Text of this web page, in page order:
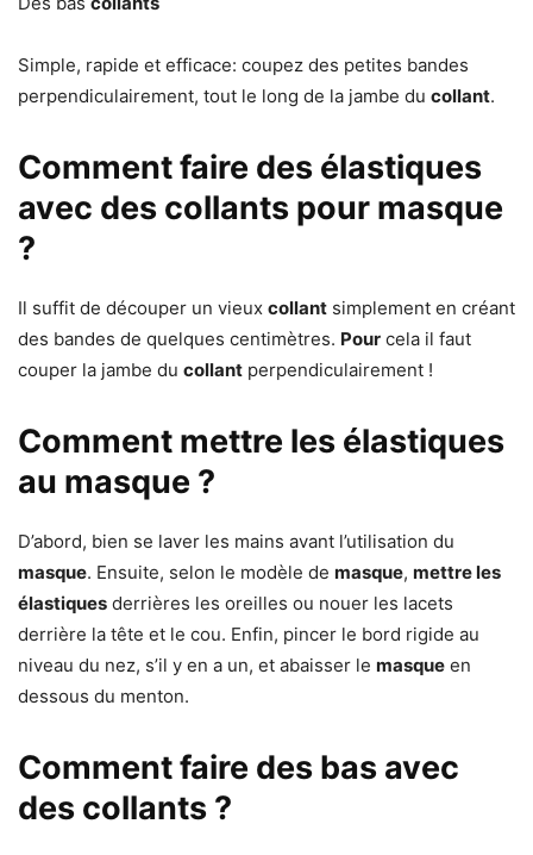
Simple, rapide et efficace: coupez des petites bandes
perpendiculairement, tout le long de la jambe du collant.
Comment faire des élastiques
avec des collants pour masque
?
Il suffit de découper un vieux collant simplement en créant
des bandes de quelques centimètres. Pour cela il faut
couper la jambe du collant perpendiculairement !
Comment mettre les élastiques
au masque ?
D’abord, bien se laver les mains avant l’utilisation du
masque. Ensuite, selon le modèle de masque, mettre les
élastiques derrières les oreilles ou nouer les lacets
derrière la tête et le cou. Enfin, pincer le bord rigide au
niveau du nez, s’il y en a un, et abaisser le masque en
dessous du menton.
Comment faire des bas avec
des collants ?